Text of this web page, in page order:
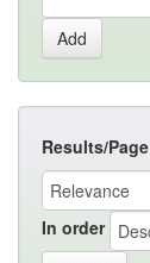
Results/Page
In order